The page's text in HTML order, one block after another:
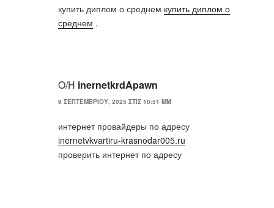
купить диплом о среднем купить диплом о
среднем .
Ο/Η inernetkrdApawn
9 ΣΕΠΤΕΜΒΡΊΟΥ, 2025 ΣΤΙΣ 10:51 ΜΜ
интернет провайдеры по адресу
inernetvkvartiru-krasnodar005.ru
проверить интернет по адресу